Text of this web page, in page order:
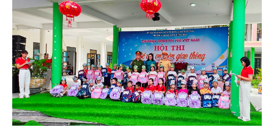
Đối với tự mình, phải
CẦN, KIỆM, LIÊM, CHÍNH
Đối với đồng sự, phải
THÂN ÁI GIÚP ĐỠ
Đối với chính phủ, phải
TUYỆT ĐỐI TRUNG THÀNH